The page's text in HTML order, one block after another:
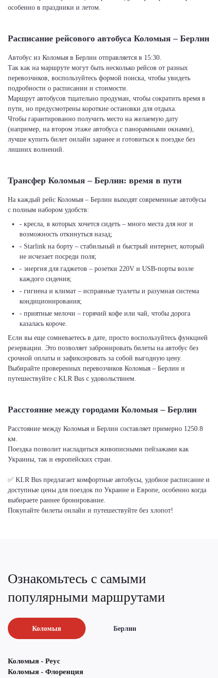
особенно в праздники и летом.
Расписание рейсового автобуса Коломыя – Берлин
Автобус из Коломыя в Берлин отправляется в 15:30.
Так как на маршруте могут быть несколько рейсов от разных
перевозчиков, воспользуйтесь формой поиска, чтобы увидеть
подробности о расписании и стоимости.
Маршрут автобусов тщательно продуман, чтобы сократить время в
пути, но предусмотрены короткие остановки для отдыха.
Чтобы гарантированно получить место на желаемую дату
(например, на втором этаже автобуса с панорамными окнами),
лучше купить билет онлайн заранее и готовиться к поездке без
лишних волнений.
Трансфер Коломыя – Берлин: время в пути
На каждый рейс Коломыя – Берлин выходят современные автобусы
с полным набором удобств:
- кресла, в которых хочется сидеть – много места для ног и
возможность откинуться назад;
- Starlink на борту – стабильный и быстрый интернет, который
не исчезает посреди поля;
- энергия для гаджетов – розетки 220V и USB-порты возле
каждого сидения;
- гигиена и климат – исправные туалеты и разумная система
кондиционирования;
- приятные мелочи – горячий кофе или чай, чтобы дорога
казалась короче.
Если вы еще сомневаетесь в дате, просто воспользуйтесь функцией
резервации. Это позволяет забронировать билеты на автобус без
срочной оплаты и зафиксировать за собой выгодную цену.
Выбирайте проверенных перевозчиков Коломыя – Берлин и
путешествуйте с KLR Bus с удовольствием.
Расстояние между городами Коломыя – Берлин
Расстояние между Коломыя и Берлин составляет примерно 1250.8
км.
Поездка позволит насладиться живописными пейзажами как
Украины, так и европейских стран.
✅ KLR Bus предлагает комфортные автобусы, удобное расписание и
доступные цены для поездок по Украине и Европе, особенно когда
выбираете раннее бронирование.
Покупайте билеты онлайн и путешествуйте без хлопот!
Ознакомьтесь с самыми
популярными маршрутами
Коломыя Берлин
Коломыя - Реус
Коломыя - Флоренция